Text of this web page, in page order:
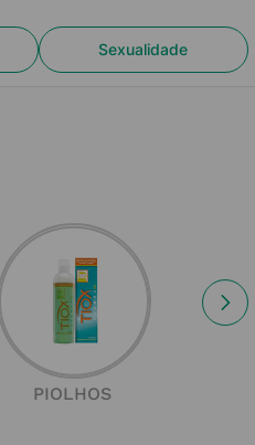
Sexualidade
PIOLHOS